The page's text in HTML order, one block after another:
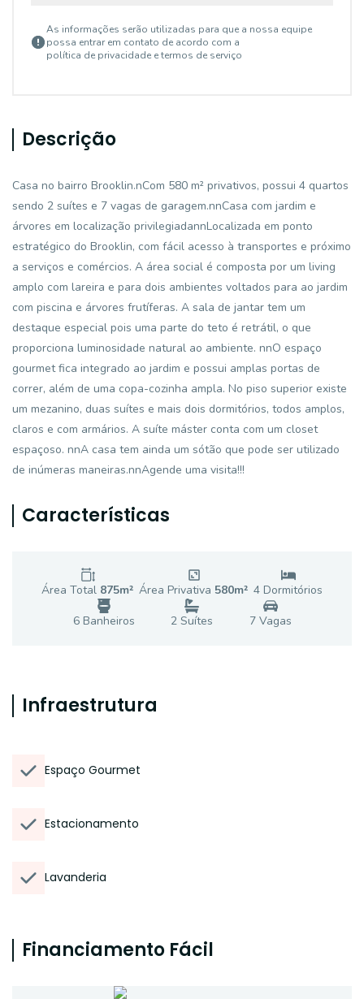
As informações serão utilizadas para que a nossa equipe
possa entrar em contato de acordo com a
política de privacidade e termos de serviço
Descrição
Casa no bairro Brooklin.nCom 580 m² privativos, possui 4 quartos
sendo 2 suítes e 7 vagas de garagem.nnCasa com jardim e
árvores em localização privilegiadannLocalizada em ponto
estratégico do Brooklin, com fácil acesso à transportes e próximo
a serviços e comércios. A área social é composta por um living
amplo com lareira e para dois ambientes voltados para ao jardim
com piscina e árvores frutíferas. A sala de jantar tem um
destaque especial pois uma parte do teto é retrátil, o que
proporciona luminosidade natural ao ambiente. nnO espaço
gourmet fica integrado ao jardim e possui amplas portas de
correr, além de uma copa-cozinha ampla. No piso superior existe
um mezanino, duas suítes e mais dois dormitórios, todos amplos,
claros e com armários. A suíte máster conta com um closet
espaçoso. nnA casa tem ainda um sótão que pode ser utilizado
de inúmeras maneiras.nnAgende uma visita!!!
Características
Área Total 875m² Área Privativa 580m² 4 Dormitórios
6Banheiros 2 Suítes 7Vagas
Infraestrutura
Espaço Gourmet
Estacionamento
Lavanderia
Financiamento Fácil